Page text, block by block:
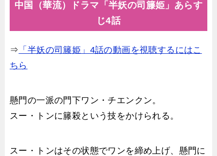
中国（華流）ドラマ「半妖の司籐姫」あらす
じ4話
⇒ 「半妖の司籐姫」4話の動画を視聴するにはこ
ちら
懸門の一派の門下ワン・チエンクン。
スー・トンに籐殺という技をかけられる。
スー・トンはその状態でワンを締め上げ、懸門に